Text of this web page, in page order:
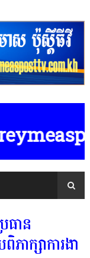
ធាន
ាក្សាការងា